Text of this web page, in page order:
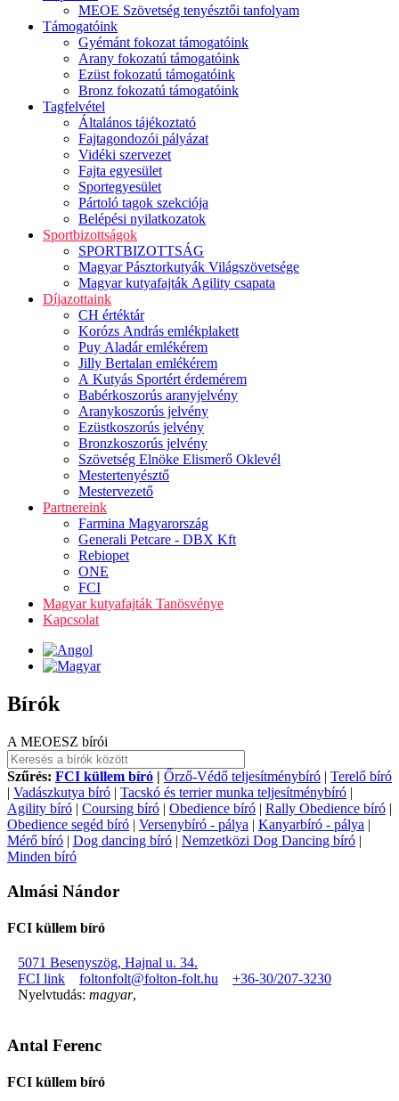
MEOE Szövetség tenyésztői tanfolyam
Támogatóink
Gyémánt fokozat támogatóink
Arany fokozatú támogatóink
Ezüst fokozatú támogatóink
Bronz fokozatú támogatóink
Tagfelvétel
Általános tájékoztató
Fajtagondozói pályázat
Vidéki szervezet
Fajta egyesület
Sportegyesület
Pártoló tagok szekciója
Belépési nyilatkozatok
Sportbizottságok
SPORTBIZOTTSÁG
Magyar Pásztorkutyák Világszövetsége
Magyar kutyafajták Agility csapata
Díjazottaink
CH értéktár
Korózs András emlékplakett
Puy Aladár emlékérem
Jilly Bertalan emlékérem
A Kutyás Sportért érdemérem
Babérkoszorús aranyjelvény
Aranykoszorús jelvény
Ezüstkoszorús jelvény
Bronzkoszorús jelvény
Szövetség Elnöke Elismerő Oklevél
Mestertenyésztő
Mestervezető
Partnereink
Farmina Magyarország
Generali Petcare - DBX Kft
Rebiopet
ONE
FCI
Magyar kutyafajták Tanösvénye
Kapcsolat
Bírók
A MEOESZ bírói
Szűrés: FCI küllem bíró | Őrző-Védő teljesítménybíró | Terelő bíró
| Vadászkutya bíró | Tacskó és terrier munka teljesítménybíró |
Agility bíró | Coursing bíró | Obedience bíró | Rally Obedience bíró |
Obedience segéd bíró | Versenybíró - pálya | Kanyarbíró - pálya |
Mérő bíró | Dog dancing bíró | Nemzetközi Dog Dancing bíró |
Minden bíró
Almási Nándor
FCI küllem bíró
5071 Besenyszög, Hajnal u. 34.
FCI link
foltonfolt@folton-folt.hu
+36-30/207-3230
Nyelvtudás: magyar,
Antal Ferenc
FCI küllem bíró